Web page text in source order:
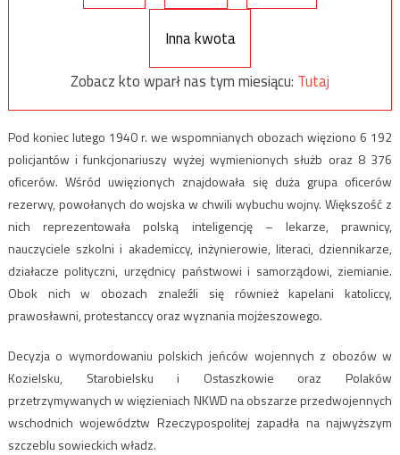
Inna kwota
Zobacz kto wparł nas tym miesiącu: Tutaj
Pod koniec lutego 1940 r. we wspomnianych obozach więziono 6 192
policjantów i funkcjonariuszy wyżej wymienionych służb oraz 8 376
oficerów. Wśród uwięzionych znajdowała się duża grupa oficerów
rezerwy, powołanych do wojska w chwili wybuchu wojny. Większość z
nich reprezentowała polską inteligencję – lekarze, prawnicy,
nauczyciele szkolni i akademiccy, inżynierowie, literaci, dziennikarze,
działacze polityczni, urzędnicy państwowi i samorządowi, ziemianie.
Obok nich w obozach znaleźli się również kapelani katoliccy,
prawosławni, protestanccy oraz wyznania mojżeszowego.
Decyzja o wymordowaniu polskich jeńców wojennych z obozów w
Kozielsku, Starobielsku i Ostaszkowie oraz Polaków
przetrzymywanych w więzieniach NKWD na obszarze przedwojennych
wschodnich województw Rzeczypospolitej zapadła na najwyższym
szczeblu sowieckich władz.